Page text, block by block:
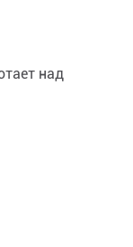
над